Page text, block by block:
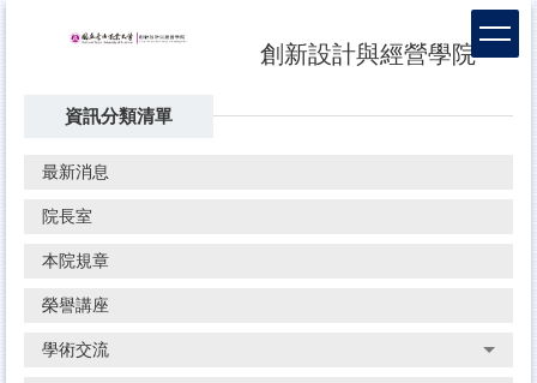
創新設計與經營學院
資訊分類清單
最新消息
院長室
本院規章
榮譽講座
學術交流